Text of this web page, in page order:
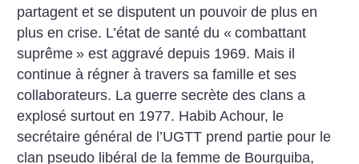
partagent et se disputent un pouvoir de plus en
plus en crise. L’état de santé du « combattant
suprême » est aggravé depuis 1969. Mais il
continue à régner à travers sa famille et ses
collaborateurs. La guerre secrète des clans a
explosé surtout en 1977. Habib Achour, le
secrétaire général de l’UGTT prend partie pour le
clan pseudo libéral de la femme de Bourguiba,